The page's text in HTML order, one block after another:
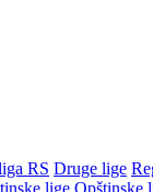
RS Druge lige
lige Opštinske